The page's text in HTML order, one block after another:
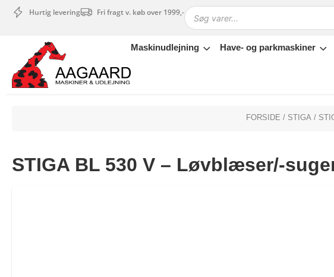
Hurtig levering Fri fragt v. køb over 1999,-
Maskinudlejning Have- og parkmaskiner
Maskinudlejning
Have- og parkmaskiner
Sikkerhed og tilbehør
Outlet
FORSIDE / STIGA /
STIGA BL 530 V – Løvblæser/-